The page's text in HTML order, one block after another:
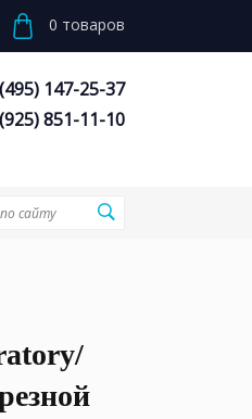
0 товаров
147-25-37
851-11-10